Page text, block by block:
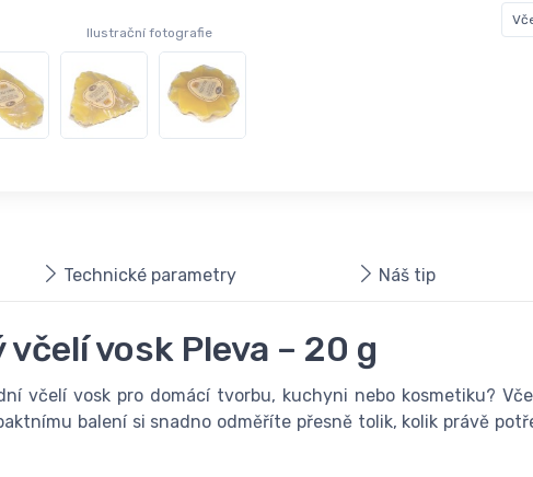
Ilustrační fotografie
Technické parametry Náš tip
vosk Pleva – 20 g
včelí vosk pro domácí tvorbu, kuchyni nebo kosmetiku?
balení si snadno odměříte přesně tolik, kolik právě